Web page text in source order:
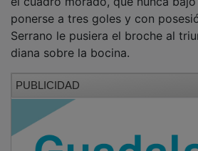
ponerse a tres goles y con
Serrano le pusiera el broche al
diana sobre la bocina.